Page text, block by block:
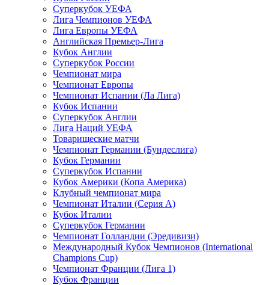
Суперкубок УЕФА
Лига Чемпионов УЕФА
Лига Европы УЕФА
Английская Премьер-Лига
Кубок Англии
Суперкубок России
Чемпионат мира
Чемпионат Европы
Чемпионат Испании (Ла Лига)
Кубок Испании
Суперкубок Англии
Лига Наций УЕФА
Товарищеские матчи
Чемпионат Германии (Бундеслига)
Кубок Германии
Суперкубок Испании
Кубок Америки (Копа Америка)
Клубный чемпионат мира
Чемпионат Италии (Серия А)
Кубок Италии
Суперкубок Германии
Чемпионат Голландии (Эредивизи)
Международный Кубок Чемпионов (International
Champions Cup)
Чемпионат Франции (Лига 1)
Кубок Франции